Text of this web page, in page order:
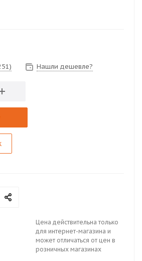
Нашли дешевле?
Цена действительна только
для интернет-магазина и
может отличаться от цен в
розничных магазинах